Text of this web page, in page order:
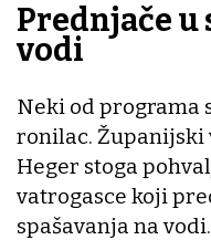
Prednjače u
vodi
Neki od programa
ronilac. Županijski
Heger stoga
vatrogasce koji
spašavanja na vodi.